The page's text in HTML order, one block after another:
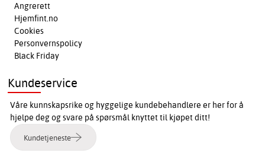
Angrerett
Hjemfint.no
Cookies
Personvernspolicy
Black Friday
Kundeservice
Våre kunnskapsrike og hyggelige kundebehandlere er her for å
hjelpe deg og svare på spørsmål knyttet til kjøpet ditt!
Kundetjeneste